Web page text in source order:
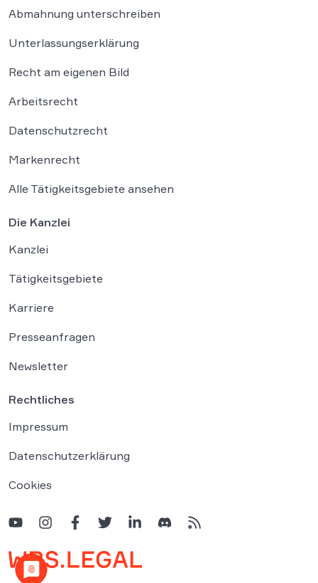
Abmahnung unterschreiben
Unterlassungserklärung
Recht am eigenen Bild
Arbeitsrecht
Datenschutzrecht
Markenrecht
Alle Tätigkeitsgebiete ansehen
Die Kanzlei
Kanzlei
Tätigkeitsgebiete
Karriere
Presseanfragen
Newsletter
Rechtliches
Impressum
Datenschutzerklärung
Cookies